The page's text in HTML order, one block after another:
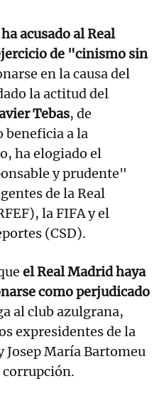
acusado al Real
de "cinismo sin
en la causa del
la actitud del
Tebas, de
beneficia a la
ha elogiado el
y prudente"
de la Real
la FIFA y el
(CSD).
el Real Madrid haya
como perjudicado
al club azulgrana,
expresidentes de la
Josep María Bartomeu